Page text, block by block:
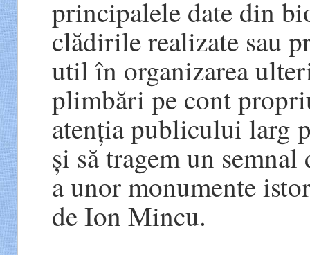
principalele date din
clădirile realizate sau
util în organizarea
plimbări pe cont
atenția publicului larg
și să tragem un
a unor monumente
de Ion Mincu.